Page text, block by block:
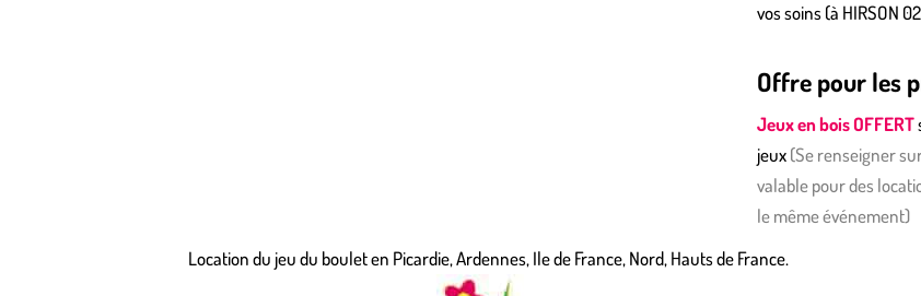
vos soins (à HIRSON
Offre pour les
Jeux en bois OFFERT
jeux(Se renseigner
valable pour des
le même événement)
Location du jeu du boulet en Picardie, Ardennes, Ile de France, Nord, Hauts de France.